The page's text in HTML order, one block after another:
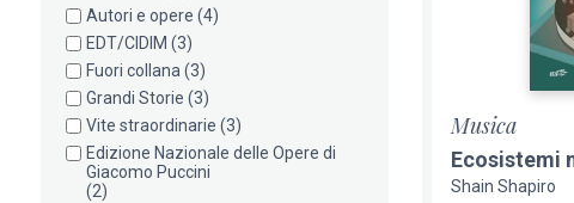
Autori e opere (4)
EDT/CIDIM (3)
Fuori collana (3)
Grandi Storie (3)
Vite straordinarie (3)
Edizione Nazionale delle Opere di
Giacomo Puccini
(2)
Musica
Ecosistemi
Shain Shapiro